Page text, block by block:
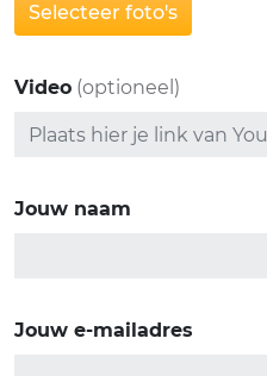
Selecteer foto's
Video (optioneel)
Jouw naam
Jouw e-mailadres